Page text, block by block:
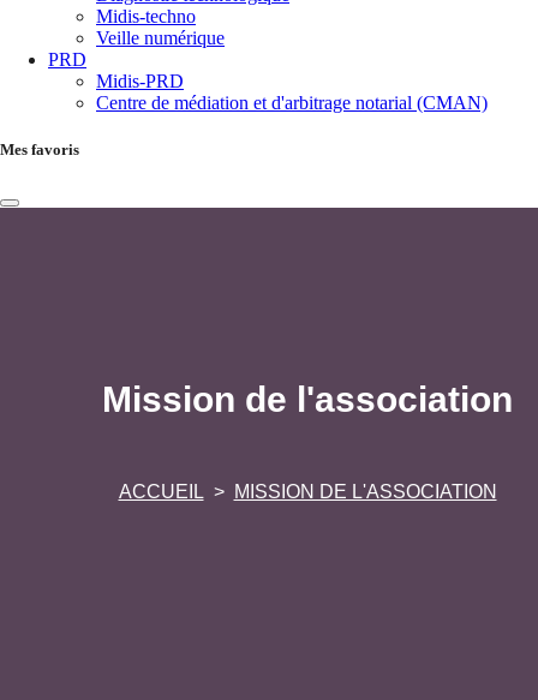
Midis-techno
Veille numérique
PRD
Midis-PRD
Centre de médiation et d'arbitrage notarial (CMAN)
Mes favoris
Mission de l'association
ACCUEIL MISSION DE L'ASSOCIATION